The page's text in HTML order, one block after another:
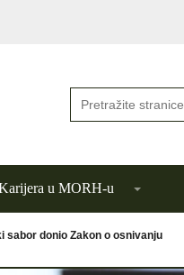
u MORH-u
sabor donio Zakon o osnivanju